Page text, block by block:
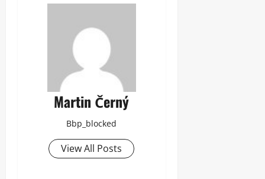
Martin Černý
Bbp_blocked
View All Posts